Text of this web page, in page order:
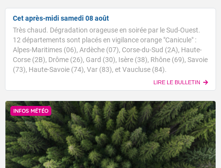
Cet après-midi samedi 08 août
Très chaud. Dégradation orageuse en soirée par le Sud-Ouest.
12 départements sont placés en vigilance orange "Canicule" :
Alpes-Maritimes (06), Ardèche (07), Corse-du-Sud (2A), Haute-
Corse (2B), Drôme (26), Gard (30), Isère (38), Rhône (69), Savoie
(73), Haute-Savoie (74), Var (83), et Vaucluse (84).
LIRE LE BULLETIN
INFOS MÉTÉO